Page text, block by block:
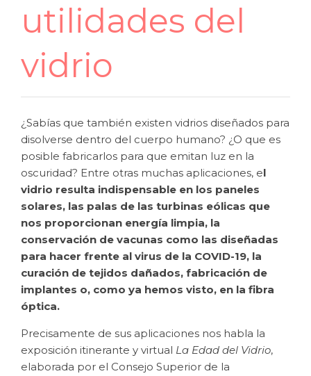
utilidades del
vidrio
¿Sabías que también existen vidrios diseñados para
disolverse dentro del cuerpo humano? ¿O que es
posible fabricarlos para que emitan luz en la
oscuridad? Entre otras muchas aplicaciones, el
vidrio resulta indispensable en los paneles
solares, las palas de las turbinas eólicas que
nos proporcionan energía limpia, la
conservación de vacunas como las diseñadas
para hacer frente al virus de la COVID-19, la
curación de tejidos dañados, fabricación de
implantes o, como ya hemos visto, en la fibra
óptica.
Precisamente de sus aplicaciones nos habla la
exposición itinerante y virtual La Edad del Vidrio,
elaborada por el Consejo Superior de la